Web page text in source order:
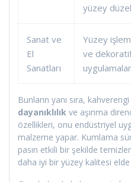
yüzey
Sanat ve
El
Sanatları
Yüzey
ve
uygulamalar
Bunların yanı sıra,
dayanıklılık ve aşınma
özellikleri, onu endüstriyel
malzeme yapar. Kumlama
pasın etkili bir şekilde
daha iyi bir yüzey kalitesi